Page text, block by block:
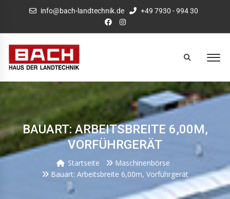
info@bach-landtechnik.de +49 7930 - 994 30
BAUART: ARBEITSBREITE 6,00M,
VORFÜHRGERÄT
Startseite
Maschinenbörse
Bauart: Arbeitsbreite 6,00m, Vorführgerät